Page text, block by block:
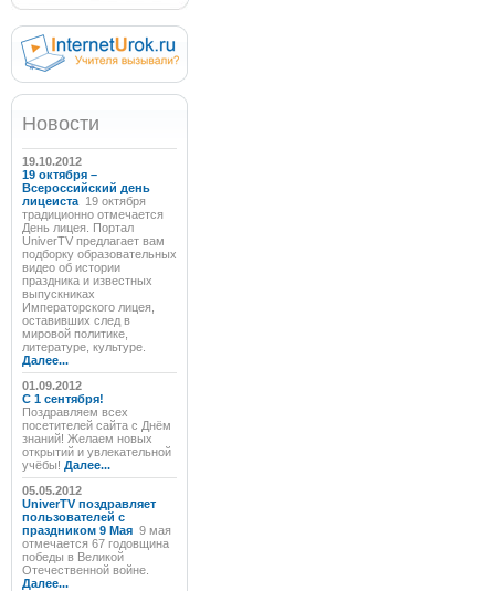
Новости
19.10.2012
19 октября –
Всероссийский день
лицеиста 19 октября
традиционно отмечается
День лицея. Портал
UniverTV предлагает вам
подборку образовательных
видео об истории
праздника и известных
выпускниках
Императорского лицея,
оставивших след в
мировой политике,
литературе, культуре.
Далее...
01.09.2012
C 1 сентября!
Поздравляем всех
посетителей сайта с Днём
знаний! Желаем новых
открытий и увлекательной
учёбы! Далее...
05.05.2012
UniverTV поздравляет
пользователей с
праздником 9 Мая 9 мая
отмечается 67 годовщина
победы в Великой
Отечественной войне.
Далее...